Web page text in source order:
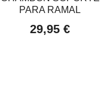
PARA RAMAL
29,95 €